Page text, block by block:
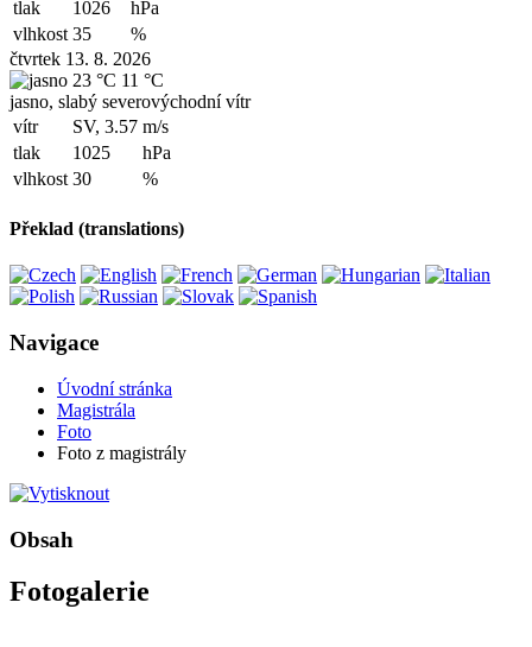
tlak 1026
hPa
vlhkost 35
%
čtvrtek 13. 8. 2026
23 °C 11 °C
jasno, slabý severovýchodní vítr
vítr
SV, 3.57 m/s
tlak
1025
hPa
vlhkost 30 %
Překlad (translations)
Navigace
Úvodní stránka
Magistrála
Foto
Foto z magistrály
Obsah
Fotogalerie